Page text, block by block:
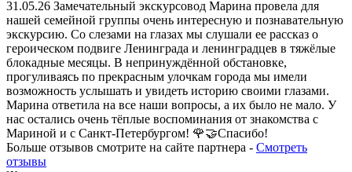
31.05.26 Замечательный экскурсовод Марина провела для
нашей семейной группы очень интересную и познавательную
экскурсию. Со слезами на глазах мы слушали ее рассказ о
героическом подвиге Ленинграда и ленинградцев в тяжёлые
блокадные месяцы. В непринуждённой обстановке,
прогуливаясь по прекрасным улочкам города мы имели
возможность услышать и увидеть историю своими глазами.
Марина ответила на все наши вопросы, а их было не мало. У
нас остались очень тёплые воспоминания от знакомства с
Мариной и с Санкт-Петербургом! 🌹🤝Спасибо!
Больше отзывов смотрите на сайте партнера - Смотреть
отзывы